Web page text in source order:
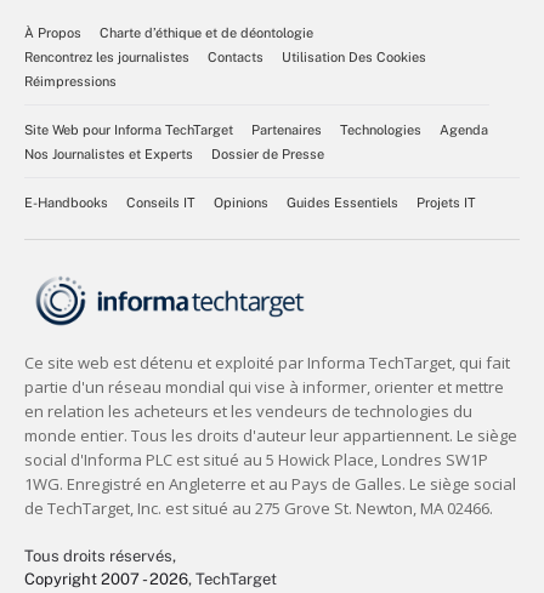
À Propos
Charte d’éthique et de déontologie
Rencontrez les journalistes
Contacts
Utilisation Des Cookies
Réimpressions
Site Web pour Informa TechTarget Partenaires Technologies
Agenda
Nos Journalistes et Experts
Dossier de Presse
E-Handbooks Conseils IT Opinions Guides Essentiels Projets IT
Tous droits réservés,
Copyright 2007 - 2026, TechTarget